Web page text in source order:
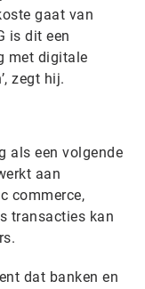
gaat van
is dit een
met digitale
zegt hij.
als een volgende
aan
commerce,
transacties kan
dat banken en